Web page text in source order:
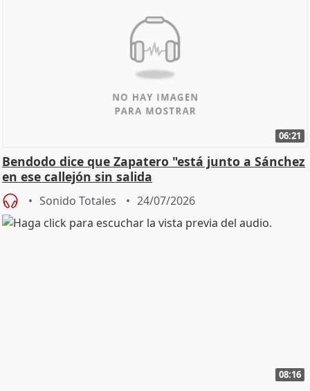
06:21
Bendodo dice que Zapatero "está junto a Sánchez
en ese callejón sin salida
Sonido Totales 24/07/2026
08:16